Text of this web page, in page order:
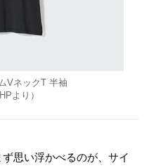
VネックT 半袖
より）
思い浮かべるのが、サイ